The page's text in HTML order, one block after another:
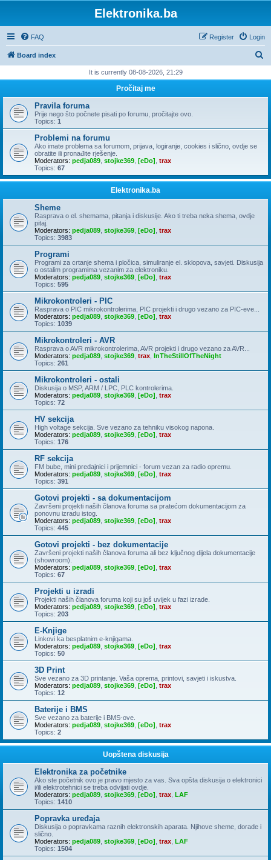
Elektronika.ba
FAQ Login
Register
Board index
r
h
It is currently 08-08-2026, 21:29
Pročitaj me
Pravila foruma
Prije nego što počnete pisati po forumu, pročitajte ovo.
Topics: 1
Problemi na forumu
Ako imate problema sa forumom, prijava, logiranje, cookies i slično, ovdje se
obratite ili pronađite rješenje.
Moderators: pedja089 stojke369 [eDo] trax
Topics: 67
Elektronika.ba
Sheme
Rasprava o el. shemama, pitanja i diskusije. Ako ti treba neka shema, ovdje
pitaj.
Moderators: pedja089 stojke369 [eDo] trax
Topics: 3983
Programi
Programi za crtanje shema i pločica, simuliranje el. sklopova, savjeti. Diskusija
o ostalim programima vezanim za elektroniku.
Moderators: pedja089 stojke369 [eDo] trax
Topics: 595
Mikrokontroleri - PIC
Rasprava o PIC mikrokontrolerima, PIC projekti i drugo vezano za PIC-eve...
Moderators: pedja089 stojke369 [eDo] trax
Topics: 1039
Mikrokontroleri - AVR
Rasprava o AVR mikrokontrolerima, AVR projekti i drugo vezano za AVR...
Moderators: pedja089 stojke369 trax InTheStillOfTheNight
Topics: 261
Mikrokontroleri - ostali
Diskusija o MSP, ARM / LPC, PLC kontrolerima.
Moderators: pedja089 stojke369 [eDo] trax
Topics: 72
HV sekcija
High voltage sekcija. Sve vezano za tehniku visokog napona.
Moderators: pedja089 stojke369 [eDo] trax
Topics: 176
RF sekcija
FM bube, mini predajnici i prijemnici - forum vezan za radio opremu.
Moderators: pedja089 stojke369 [eDo] trax
Topics: 391
Gotovi projekti - sa dokumentacijom
Završeni projekti naših članova foruma sa pratećom dokumentacijom za
ponovnu izradu istog.
Moderators: pedja089 stojke369 [eDo] trax
Topics: 445
Gotovi projekti - bez dokumentacije
Završeni projekti naših članova foruma ali bez ključnog dijela dokumentacije
(showroom).
Moderators: pedja089 stojke369 [eDo] trax
Topics: 67
Projekti u izradi
Projekti naših članova foruma koji su još uvijek u fazi izrade.
Moderators: pedja089 stojke369 [eDo] trax
Topics: 203
E-Knjige
Linkovi ka besplatnim e-knjigama.
Moderators: pedja089 stojke369 [eDo] trax
Topics: 50
3D Print
Sve vezano za 3D printanje. Vaša oprema, printovi, savjeti i iskustva.
Moderators: pedja089 stojke369 [eDo] trax
Topics: 12
Baterije i BMS
Sve vezano za baterije i BMS-ove.
Moderators: pedja089 stojke369 [eDo] trax
Topics: 2
Uopštena diskusija
Elektronika za početnike
Ako ste početnik ovo je pravo mjesto za vas. Sva opšta diskusija o elektronici
i/ili elektrotehnici se treba odvijati ovdje.
Moderators: pedja089 stojke369 [eDo] trax LAF
Topics: 1410
Popravka uređaja
Diskusija o popravkama raznih elektronskih aparata. Njihove sheme, dorade i
slično.
Moderators: pedja089 stojke369 [eDo] trax LAF
Topics: 1504